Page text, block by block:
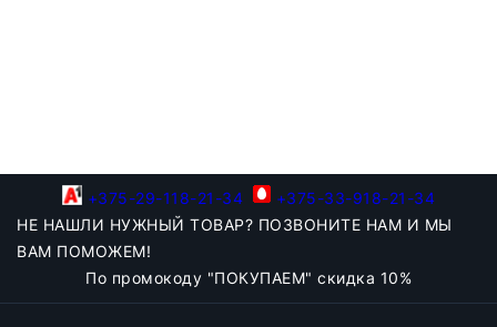
+375-29-118-21-34
+375-33-918-21-34
НЕ НАШЛИ НУЖНЫЙ ТОВАР? ПОЗВОНИТЕ НАМ И МЫ
ВАМ ПОМОЖЕМ!
По промокоду "ПОКУПАЕМ" скидка 10%